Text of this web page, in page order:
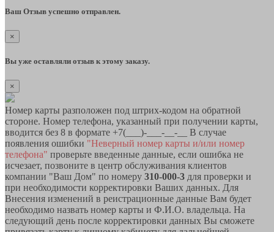
Ваш Отзыв успешно отправлен.
×
Вы уже оставляли отзыв к этому заказу.
×
Номер карты разположен под штрих-кодом на обратной
стороне. Номер телефона, указанный при получении карты,
вводится без 8 в формате +7(___)-___-__-__ В случае
появления ошибки "Неверный номер карты и/или номер
телефона" проверьте введенные данные, если ошибка не
исчезает, позвоните в центр обслуживания клиентов
компании "Ваш Дом" по номеру 310-000-3 для проверки и
при необходимости корректировки Ваших данных. Для
Внесения изменений в реистрационные данные Вам будет
необходимо назвать номер карты и Ф.И.О. владельца. На
следующий день после корректировки данных Вы сможете